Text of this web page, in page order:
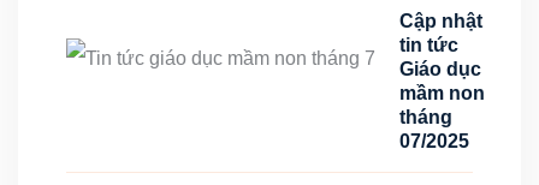
Cập nhật
tin tức
Giáo dục
mầm non
tháng
07/2025